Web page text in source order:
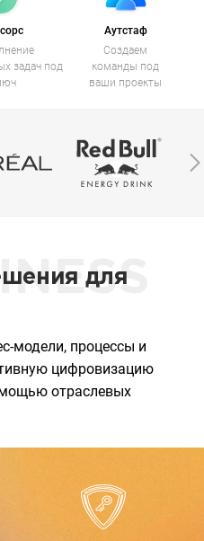
задач под
Аутстаф
Создаем
команды под
ваши проекты
для
модели, процессы и
цифровизацию
отраслевых